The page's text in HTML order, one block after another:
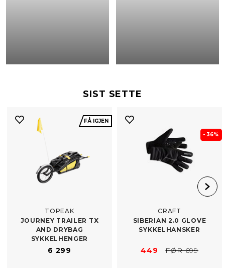
SIST SETTE
FÅ IGJEN
TOPEAK
JOURNEY TRAILER TX
AND DRYBAG
SYKKELHENGER
6 299
- 36%
CRAFT
SIBERIAN 2.0 GLOVE
SYKKELHANSKER
449 FØR 699